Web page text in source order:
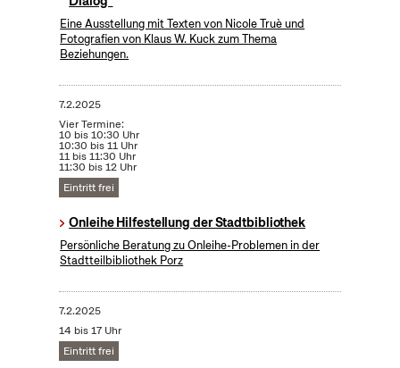
Eine Ausstellung mit Texten von Nicole Truè und
Fotografien von Klaus W. Kuck zum Thema
Beziehungen.
7.2.2025
Vier Termine:
10 bis 10:30 Uhr
10:30 bis 11 Uhr
11 bis 11:30 Uhr
11:30 bis 12 Uhr
Eintritt frei
Onleihe Hilfestellung der Stadtbibliothek
Persönliche Beratung zu Onleihe-Problemen in der
Stadtteilbibliothek Porz
7.2.2025
14 bis 17 Uhr
Eintritt frei